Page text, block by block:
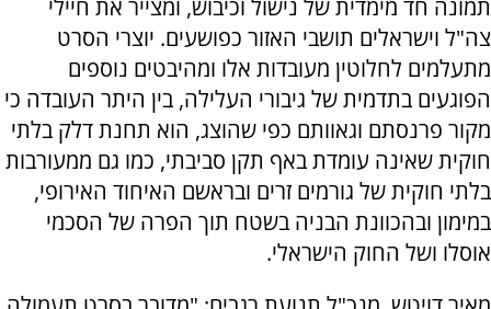
תמונה חד מימדית של נישול וכיבוש, ומצייר את חיילי
צה"ל וישראלים תושבי האזור כפושעים. יוצרי הסרט
מתעלמים לחלוטין מעובדות אלו ומהיבטים נוספים
הפוגעים בתדמית של גיבורי העלילה, בין היתר העובדה כי
מקור פרנסתם וגאוותם כפי שהוצג, הוא תחנת דלק בלתי
חוקית שאינה עומדת באף תקן סביבתי, כמו גם ממעורבות
בלתי חוקית של גורמים זרים ובראשם האיחוד האירופי,
במימון ובהכוונת הבניה בשטח תוך הפרה של הסכמי
אוסלו ושל החוק הישראלי.